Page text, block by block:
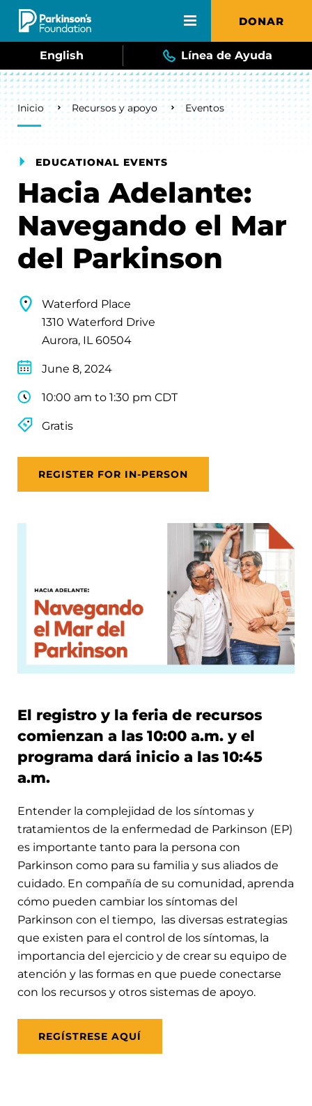
Skip to main content DONAR
English Línea de Ayuda
Breadcrumb
Inicio Recursos y apoyo Eventos
EDUCATIONAL EVENTS
Hacia Adelante:
Navegando el Mar
del Parkinson
Waterford Place
1310 Waterford Drive
Aurora, IL 60504
June 8, 2024
10:00 am to 1:30 pm CDT
Gratis
REGISTER FOR IN-PERSON
El registro y la feria de recursos
comienzan a las 10:00 a.m. y el
programa dará inicio a las 10:45
a.m.
Entender la complejidad de los síntomas y
tratamientos de la enfermedad de Parkinson (EP)
es importante tanto para la persona con
Parkinson como para su familia y sus aliados de
cuidado. En compañía de su comunidad, aprenda
cómo pueden cambiar los síntomas del
Parkinson con el tiempo, las diversas estrategias
que existen para el control de los síntomas, la
importancia del ejercicio y de crear su equipo de
atención y las formas en que puede conectarse
con los recursos y otros sistemas de apoyo.
REGÍSTRESE AQUÍ